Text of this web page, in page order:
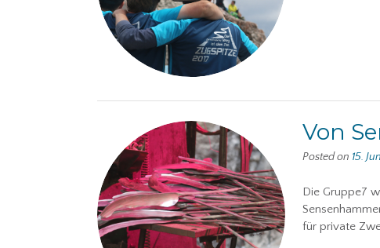
Von
Posted on 15.
Die Gruppe7
für private